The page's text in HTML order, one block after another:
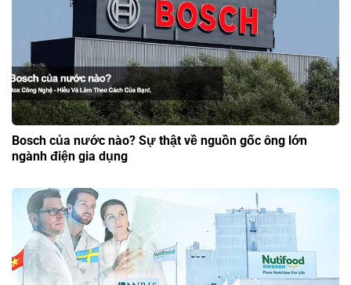
Bosch của nước nào? Sự thật về nguồn gốc ông lớn
ngành điện gia dụng